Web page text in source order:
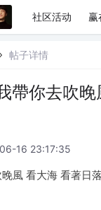
社区活动 赢
帖子详情
帶你去吹
16 23:17:35
風 看大海 看著日